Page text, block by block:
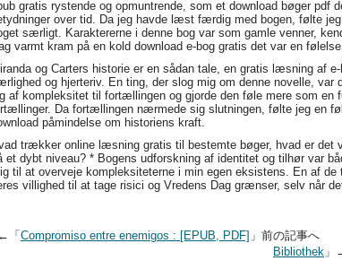
gratis rystende og opmuntrende, som et download bøger
over tid. Da jeg havde læst færdig med bogen, følte
særligt. Karaktererne i denne bog var som gamle venner,
varmt kram på en kold download e-bog gratis det var en
og Carters historie er en sådan tale, en gratis læsning af
og hjerteriv. En ting, der slog mig om denne novelle,
af kompleksitet til fortællingen og gjorde den føle mere som en
Da fortællingen nærmede sig slutningen, følte jeg en
påmindelse om historiens kraft.
trækker online læsning gratis til bestemte bøger, hvad er det
et dybt niveau? * Bogens udforskning af identitet og tilhør var
til at overveje kompleksiteterne i min egen eksistens. En af
villighed til at tage risici og Vredens Dag grænser, selv når
←「 Compromiso entre enemigos : [EPUB, PDF] 」前の記事へ
Bibliothek 」